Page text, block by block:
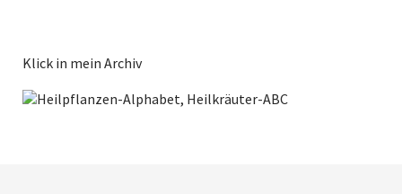
Klick in mein Archiv